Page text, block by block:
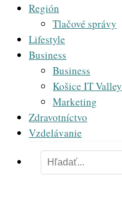
Región
Tlačové správy
Lifestyle
Business
Business
Košice IT Valley
Marketing
Zdravotníctvo
Vzdelávanie